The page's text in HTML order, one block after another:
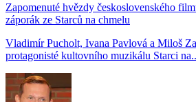
Zapomenuté hvězdy československého
záporák ze Starců na chmelu
Vladimír Pucholt, Ivana Pavlová a Miloš
protagonisté kultovního muzikálu Starci